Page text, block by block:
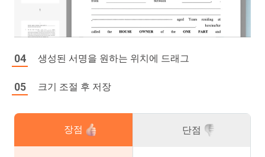
생성된 서명을 원하는 위치에 드래그
크기 조절 후 저장
장점 단점